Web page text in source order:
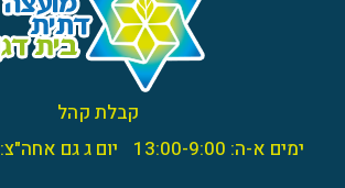
קבלת קהל
ימים א-ה: 13:00-9:00
יום ג גם אחה"צ: 18:00-16:30